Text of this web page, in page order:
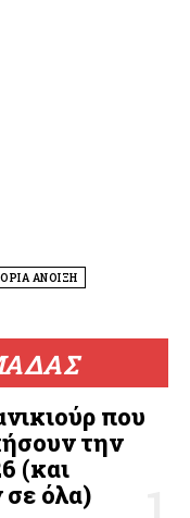
που
την
(και
σε όλα)
ΑΝΟΙΞΗ